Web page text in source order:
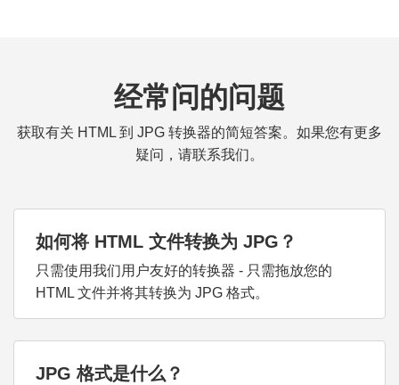
经常问的问题
获取有关 HTML 到 JPG 转换器的简短答案。如果您有更多
疑问，请联系我们。
如何将 HTML 文件转换为 JPG？
只需使用我们用户友好的转换器 - 只需拖放您的
HTML 文件并将其转换为 JPG 格式。
JPG 格式是什么？